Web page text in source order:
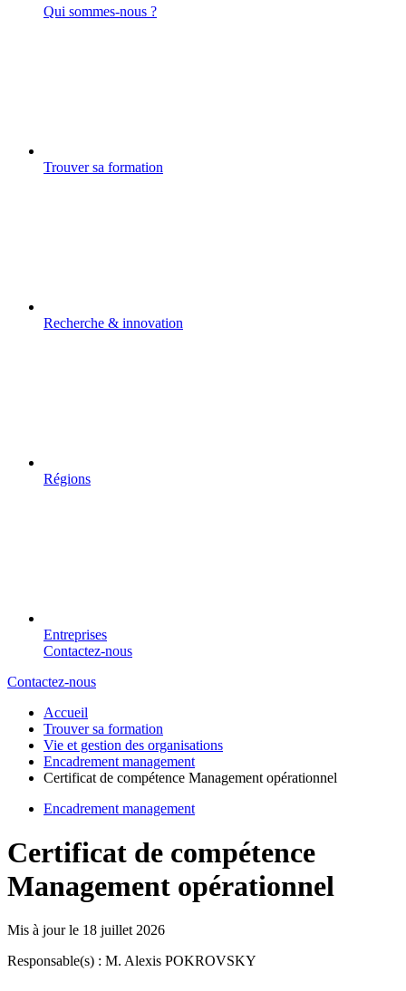
Qui sommes-nous ?
Trouver sa formation
Recherche & innovation
Régions
Entreprises
Contactez-nous
Contactez-nous
Accueil
Trouver sa formation
Vie et gestion des organisations
Encadrement management
Certificat de compétence Management opérationnel
Encadrement management
Certificat de compétence
Management opérationnel
Mis à jour le 18 juillet 2026
Responsable(s) : M. Alexis POKROVSKY